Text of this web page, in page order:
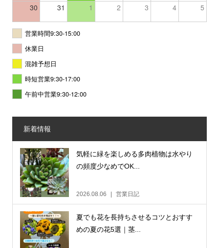
30 31 1 2 3 4 5
営業時間9:30-15:00
休業日
混雑予想日
時短営業9:30-17:00
午前中営業9:30-12:00
新着情報
気軽に緑を楽しめる多肉植物は水やり
の頻度少なめでOK...
2026.08.06 営業日記
夏でも花を長持ちさせるコツとおすす
めの夏の花5選｜茎...